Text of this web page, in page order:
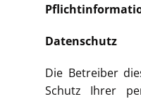
Datenschutz
Die Betreiber
Schutz Ihrer